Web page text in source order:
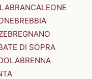
BRANCALEONE
BREBBIA
BREGNANO
DI SOPRA
BRENNA